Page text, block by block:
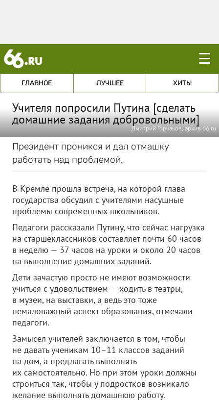
☰
ГЛАВНОЕ ЛУЧШЕЕ ХИТЫ
Учителя попросили Путина [сделать
домашние задания добровольными]
Дмитрий Горчаков; архив 66.ru
Президент проникся и дал отмашку
работать над проблемой.
В Кремле прошла встреча, на которой глава
государства обсудил с учителями насущные
проблемы современных школьников.
Педагоги рассказали Путину, что сейчас нагрузка
на старшеклассников составляет почти 60 часов
в неделю — 37 часов на уроки и около 20 часов
на выполнение домашних заданий.
Дети зачастую просто не имеют возможности
учиться с удовольствием — ходить в театры,
в музеи, на выставки, а ведь это тоже
немаловажный аспект образования, отмечали
педагоги.
Замысел учителей заключается в том, чтобы
не давать ученикам 10–11 классов заданий
на дом, а предлагать выполнять
их самостоятельно. Но при этом уроки должны
строиться так, чтобы у подростков возникало
желание выполнять домашнюю работу.